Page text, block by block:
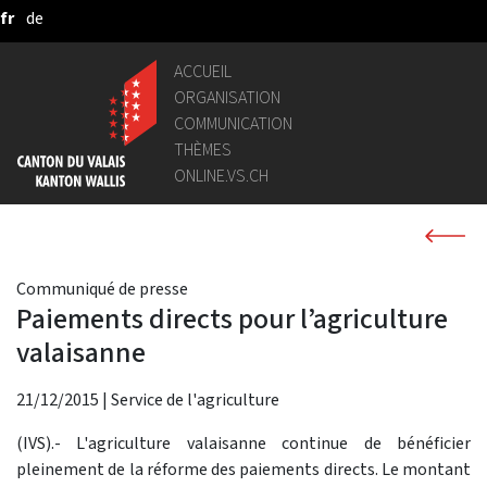
Saut au contenu principal
fr de
ACCUEIL
ORGANISATION
COMMUNICATION
THÈMES
ONLINE.VS.CH
Communiqué de presse
Paiements directs pour l’agriculture
valaisanne
21/12/2015 | Service de l'agriculture
(IVS).- L'agriculture valaisanne continue de bénéficier
pleinement de la réforme des paiements directs. Le montant